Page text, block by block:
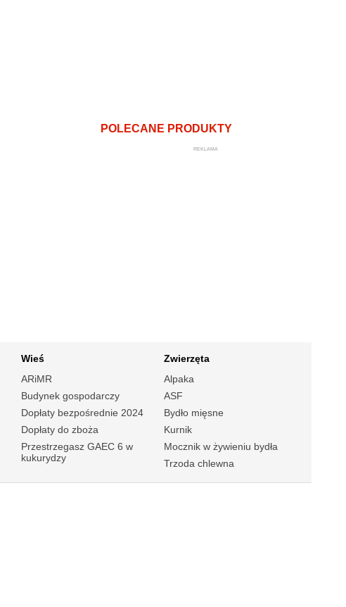
POLECANE PRODUKTY
REKLAMA
Wieś
ARiMR
Budynek gospodarczy
Dopłaty bezpośrednie 2024
Dopłaty do zboża
Przestrzegasz GAEC 6 w
kukurydzy
Zwierzęta
Alpaka
ASF
Bydło mięsne
Kurnik
Mocznik w żywieniu bydła
Trzoda chlewna